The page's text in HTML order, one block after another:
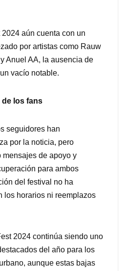
aún cuenta con un
por artistas como Rauw
Anuel AA, la ausencia de
vacío notable.
de los fans
seguidores han
por la noticia, pero
de apoyo y
para ambos
del festival no ha
los horarios ni reemplazos
2024 continúa siendo uno
del año para los
aunque estas bajas